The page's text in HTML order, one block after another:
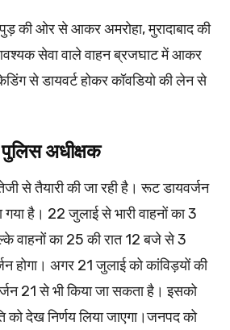
की ओर से आकर अमरोहा, मुरादाबाद की
सेवा वाले वाहन ब्रजघाट में आकर
से डायवर्ट होकर कॉवडियो की लेन से
अधीक्षक
से तैयारी की जा रही है। रूट डायवर्जन
गया है। 22 जुलाई से भारी वाहनों का 3
वाहनों का 25 की रात 12 बजे से 3
होगा। अगर 21 जुलाई को कांविड़यों की
21 से भी किया जा सकता है। इसको
को देख निर्णय लिया जाएगा।जनपद को